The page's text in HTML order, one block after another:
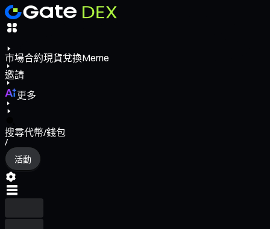
市場合約現貨兌換Meme
邀請
更多
搜尋代幣/錢包
/
活動